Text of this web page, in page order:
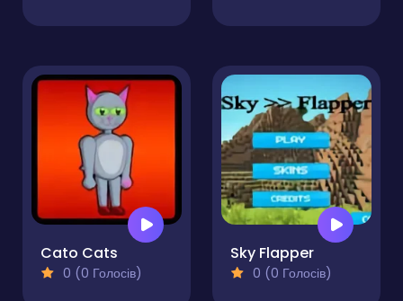
Cato Cats
0 (0 Голосів)
Sky Flapper
0 (0 Голосів)